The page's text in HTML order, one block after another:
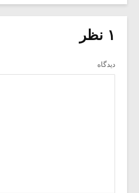
۱ نظر
دیدگاه